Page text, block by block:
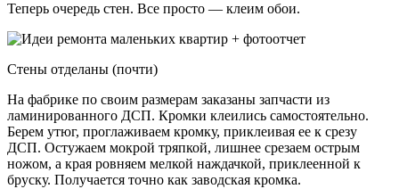
Теперь очередь стен. Все просто — клеим обои.
Стены отделаны (почти)
На фабрике по своим размерам заказаны запчасти из
ламинированного ДСП. Кромки клеились самостоятельно.
Берем утюг, проглаживаем кромку, приклеивая ее к срезу
ДСП. Остужаем мокрой тряпкой, лишнее срезаем острым
ножом, а края ровняем мелкой наждачкой, приклеенной к
бруску. Получается точно как заводская кромка.